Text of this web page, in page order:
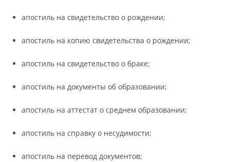
апостиль на свидетельство о рождении;
апостиль на копию свидетельства о рождении;
апостиль на свидетельство о браке;
апостиль на документы об образовании;
апостиль на аттестат о среднем образовании;
апостиль на справку о несудимости;
апостиль на перевод документов;